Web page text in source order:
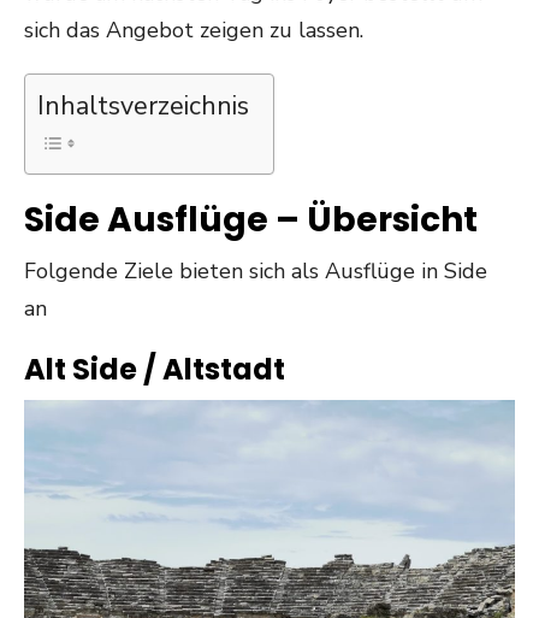
sich das Angebot zeigen zu lassen.
Inhaltsverzeichnis
Side Ausflüge – Übersicht
Folgende Ziele bieten sich als Ausflüge in Side
an
Alt Side / Altstadt